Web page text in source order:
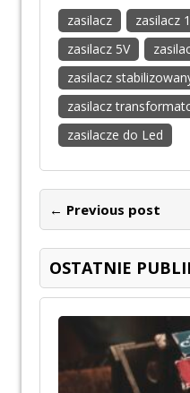
zasilacz zasilacz
zasilacz 5V
zasilacz
zasilacz
zasilacze do Led
← Previous post
OSTATNIE